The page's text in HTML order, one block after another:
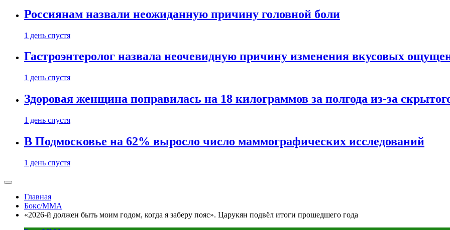
Россиянам назвали неожиданную причину головной боли
1 день спустя
Гастроэнтеролог назвала неочевидную причину изменения вкусовых
1 день спустя
Здоровая женщина поправилась на 18 килограммов за полгода из-за
1 день спустя
В Подмосковье на 62% выросло число маммографических исследований
1 день спустя
Главная
Бокс/MMA
«2026-й должен быть моим годом, когда я заберу пояс». Царукян подвёл итоги прошедшего года